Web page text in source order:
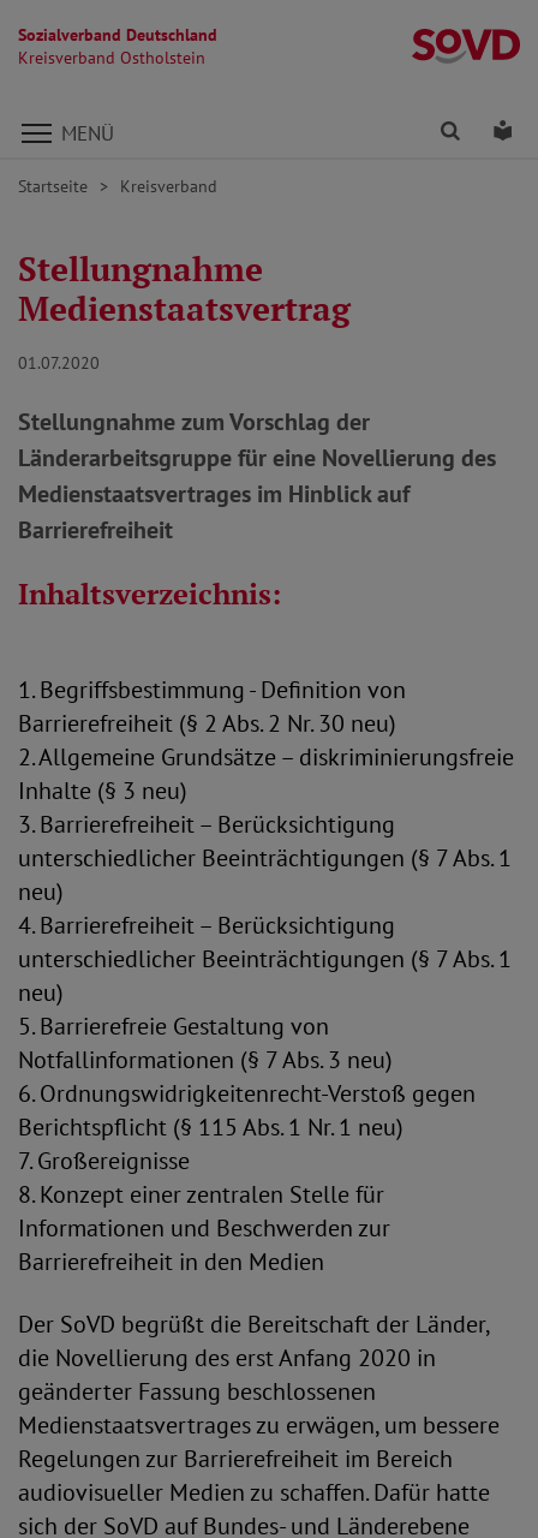
Sozialverband Deutschland
Kreisverband Ostholstein
Direkt zu den Inhalten springen
MENÜ Finden
Startseite Kreisverband
Stellungnahme
Medienstaatsvertrag
01.07.2020
Stellungnahme zum Vorschlag der
Länderarbeitsgruppe für eine Novellierung des
Medienstaatsvertrages im Hinblick auf
Barrierefreiheit
Inhaltsverzeichnis:
1. Begriffsbestimmung - Definition von
Barrierefreiheit (§ 2 Abs. 2 Nr. 30 neu)
2. Allgemeine Grundsätze – diskriminierungsfreie
Inhalte (§ 3 neu)
3. Barrierefreiheit – Berücksichtigung
unterschiedlicher Beeinträchtigungen (§ 7 Abs. 1
neu)
4. Barrierefreiheit – Berücksichtigung
unterschiedlicher Beeinträchtigungen (§ 7 Abs. 1
neu)
5. Barrierefreie Gestaltung von
Notfallinformationen (§ 7 Abs. 3 neu)
6. Ordnungswidrigkeitenrecht-Verstoß gegen
Berichtspflicht (§ 115 Abs. 1 Nr. 1 neu)
7. Großereignisse
8. Konzept einer zentralen Stelle für
Informationen und Beschwerden zur
Barrierefreiheit in den Medien
Der SoVD begrüßt die Bereitschaft der Länder,
die Novellierung des erst Anfang 2020 in
geänderter Fassung beschlossenen
Medienstaatsvertrages zu erwägen, um bessere
Regelungen zur Barrierefreiheit im Bereich
audiovisueller Medien zu schaffen. Dafür hatte
sich der SoVD auf Bundes- und Länderebene